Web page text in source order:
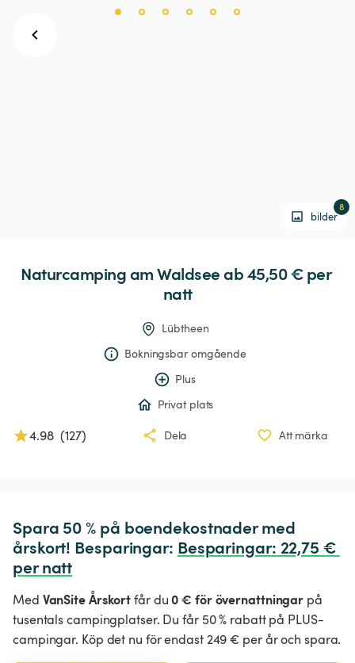
bilder
8
NaturcampingamWaldsee ab 45,50 € per
natt
Lübtheen
Bokningsbar omgående
Plus
Privat plats
4.98 (127) Dela Att märka
Spara 50 % på boendekostnader med
årskort! Besparingar: Besparingar: 22,75 €
per natt
Med VanSite Årskortfår du0 € för övernattningar på
tusentals campingplatser. Du får 50 % rabatt på PLUS-
campingar. Köp det nu för endast 249 € per år och spara.